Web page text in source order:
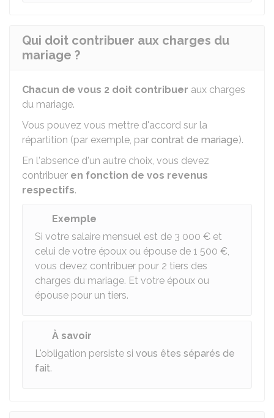
Qui doit contribuer aux charges du
mariage ?
Chacun de vous 2 doit contribuer aux charges
du mariage.
Vous pouvez vous mettre d'accord sur la
répartition (par exemple, par contrat de mariage).
En l'absence d'un autre choix, vous devez
contribuer en fonction de vos revenus
respectifs.
Exemple
Si votre salaire mensuel est de 3 000 € et
celui de votre époux ou épouse de 1 500 €,
vous devez contribuer pour 2 tiers des
charges du mariage. Et votre époux ou
épouse pour un tiers.
À savoir
L'obligation persiste si vous êtes séparés de
fait.